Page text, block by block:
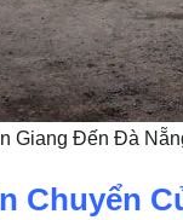
Giang Đến Đà
Chuyển